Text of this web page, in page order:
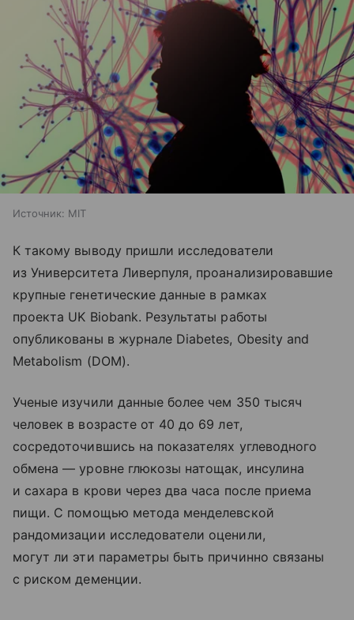
Источник: MIT
К такому выводу пришли исследователи
из Университета Ливерпуля, проанализировавшие
крупные генетические данные в рамках
проекта UK Biobank. Результаты работы
опубликованы в журнале Diabetes, Obesity and
Metabolism (DOM).
Ученые изучили данные более чем 350 тысяч
человек в возрасте от 40 до 69 лет,
сосредоточившись на показателях углеводного
обмена — уровне глюкозы натощак, инсулина
и сахара в крови через два часа после приема
пищи. С помощью метода менделевской
рандомизации исследователи оценили,
могут ли эти параметры быть причинно связаны
с риском деменции.